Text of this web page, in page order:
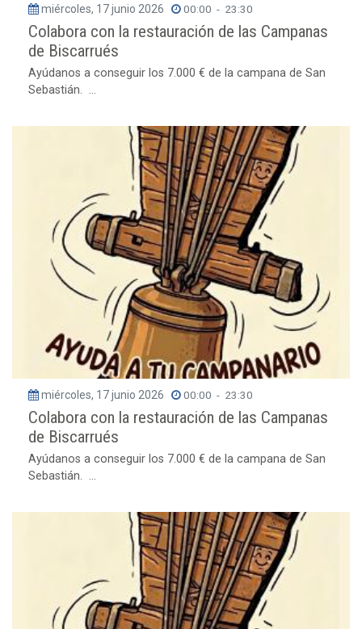
miércoles, 17 junio 2026 00:00 - 23:30
Colabora con la restauración de las Campanas
de Biscarrués
Ayúdanos a conseguir los 7.000 € de la campana de San
Sebastián. ...
miércoles, 17 junio 2026 00:00 - 23:30
Colabora con la restauración de las Campanas
de Biscarrués
Ayúdanos a conseguir los 7.000 € de la campana de San
Sebastián. ...